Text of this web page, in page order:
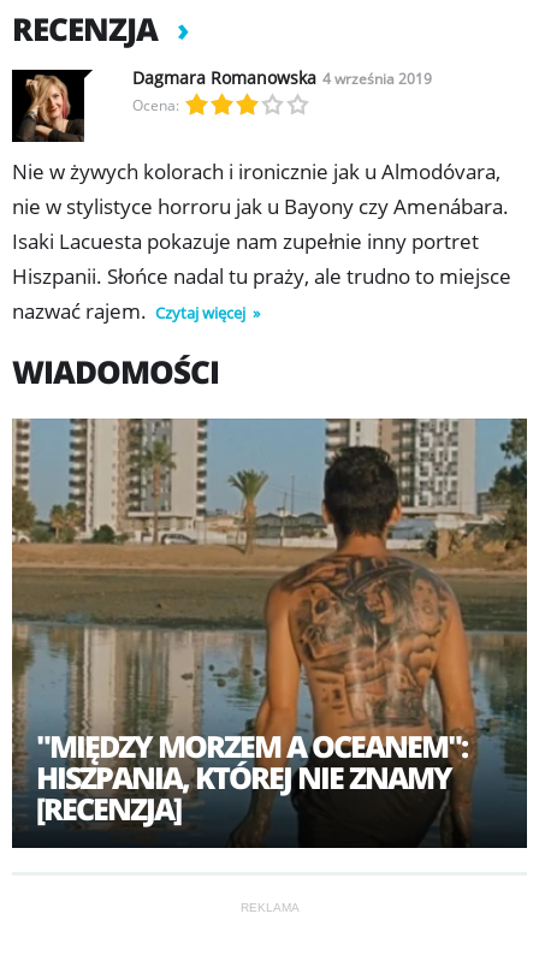
Andaluzji trudno o pracę. Żyje w poczuciu, że oprócz
prochów, odsiadki i śmierci rodzinne miasto nic mu nie
oferuje. Od zejścia na przestępczą ścieżkę próbuje
chłopaka odwieść starszy brat Cheíto, marynarz,
intymny, skupiony na postaciach, ich gestach i ciałach, a
jednocześnie żywiołowy jak flamenco i epicki w
ukazaniu kilkunastu lat z życia rodzeństwa. Kreśląc
pejzaż społeczny biednego Południa, reżyser unika
protekcjonalnego tonu, ujmuje zaś czułością i
szacunkiem, z jakimi podchodzi do bohaterów. Z
melancholijny portret trudnej braterskiej miłości, który
staje się także obrazem męskości w kryzysie
nienadążającej za współczesnością.
RECENZJA
Dagmara Romanowska 4 września 2019
Ocena:
Nie w żywych kolorach i ironicznie jak u Almodóvara,
nie w stylistyce horroru jak u Bayony czy Amenábara.
Isaki Lacuesta pokazuje nam zupełnie inny portret
Hiszpanii. Słońce nadal tu praży, ale trudno to miejsce
nazwać rajem. Czytaj więcej
WIADOMOŚCI
"MIĘDZY MORZEM A OCEANEM":
HISZPANIA, KTÓREJ NIE ZNAMY
[RECENZJA]
REKLAMA